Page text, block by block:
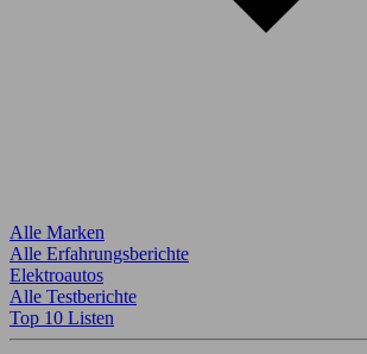
Alle Marken
Alle Erfahrungsberichte
Elektroautos
Alle Testberichte
Top 10 Listen